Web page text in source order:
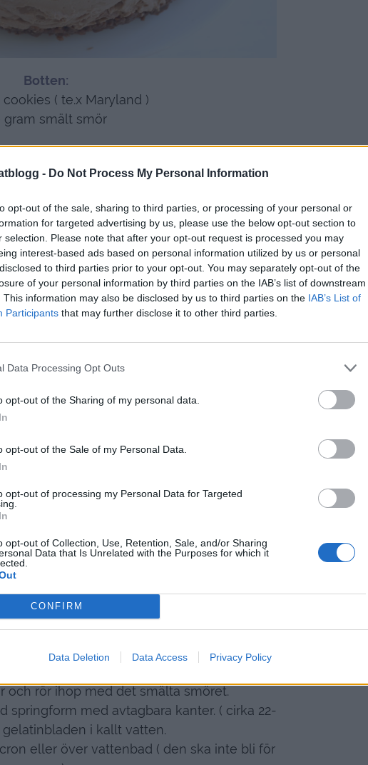
- Do Not Process My Personal Information
opt-out of the sale, sharing to third parties, or processing of your personal or
for targeted advertising by us, please use the below opt-out section to
selection. Please note that after your opt-out request is processed you may
interest-based ads based on personal information utilized by us or personal
to third parties prior to your opt-out. You may separately opt-out of the
of your personal information by third parties on the IAB’s list of downstream
This information may also be disclosed by us to third parties on the IAB’s List of
Participants that may further disclose it to other third parties.
Data Processing Opt Outs
opt-out of the Sharing of my personal data.
opt-out of the Sale of my Personal Data.
opt-out of processing my Personal Data for Targeted
opt-out of Collection, Use, Retention, Sale, and/or Sharing
Data that Is Unrelated with the Purposes for which it
CONFIRM
Data Deletion Data Access Privacy Policy
Botten:
( te.x Maryland )
gram smält smör
3 gelatinblad
mjölkchoklad
gram mascarpone
philadelphiaost
2 msk vatten
1 rulle center
Topping:
färska hallon
och rör ihop med det smälta smöret.
springform med avtagbara kanter. ( cirka 22-
gelatinbladen i kallt vatten.
eller över vattenbad ( den ska inte bli för